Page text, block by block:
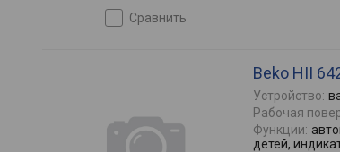
сравнить
Beko HII
Устройство:
Рабочая
Функции:
детей,